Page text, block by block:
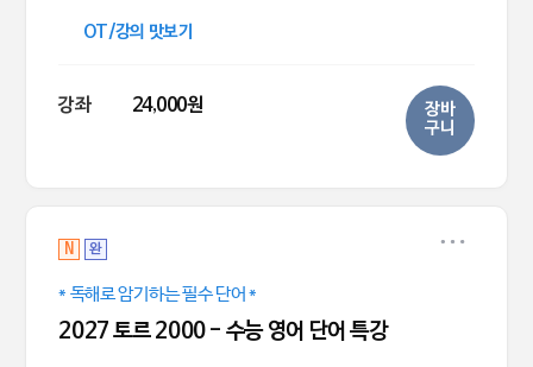
OT/강의 맛보기
강좌 24,000원
장바
구니
N 완
* 독해로 암기하는 필수 단어 *
2027 토르 2000 - 수능 영어 단어 특강